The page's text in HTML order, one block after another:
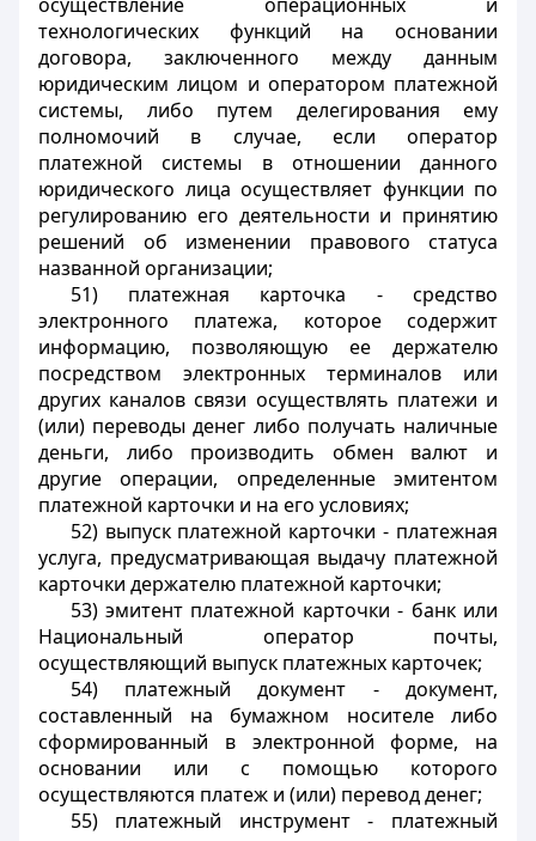
технологических функций на основании
договора, заключенного между данным
юридическим лицом и оператором платежной
системы, либо путем делегирования ему
полномочий в случае, если оператор
платежной системы в отношении данного
юридического лица осуществляет функции по
регулированию его деятельности и принятию
решений об изменении правового статуса
названной организации;
51) платежная карточка - средство
электронного платежа, которое содержит
информацию, позволяющую ее держателю
посредством электронных терминалов или
других каналов связи осуществлять платежи и
(или) переводы денег либо получать наличные
деньги, либо производить обмен валют и
другие операции, определенные эмитентом
платежной карточки и на его условиях;
52) выпуск платежной карточки - платежная
услуга, предусматривающая выдачу платежной
карточки держателю платежной карточки;
53) эмитент платежной карточки - банк или
Национальный оператор почты,
осуществляющий выпуск платежных карточек;
54) платежный документ - документ,
составленный на бумажном носителе либо
сформированный в электронной форме, на
основании или с помощью которого
осуществляются платеж и (или) перевод денег;
55) платежный инструмент - платежный